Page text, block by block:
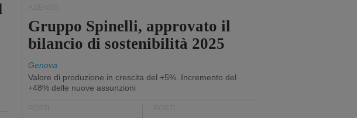
Gruppo Spinelli, approvato il
bilancio di sostenibilità 2025
Genova
Valore di produzione in crescita del +5%. Incremento del
+48% delle nuove assunzioni